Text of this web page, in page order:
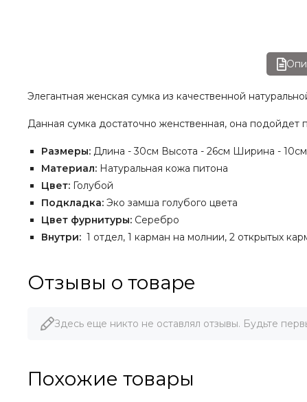
Элегантная женская сумка из качественной
Данная сумка достаточно женственная, она
Размеры: Длина - 30см Высота - 26см Ширина - 10см
Материал: Натуральная кожа питона
Цвет: Голубой
Подкладка: Эко замша голубого цвета
Цвет фурнитуры: Серебро
Внутри: 1 отдел, 1 карман на молнии, 2 открытых
Отзывы о товаре
Здесь еще никто не оставлял отзывы. Будьте
Похожие товары